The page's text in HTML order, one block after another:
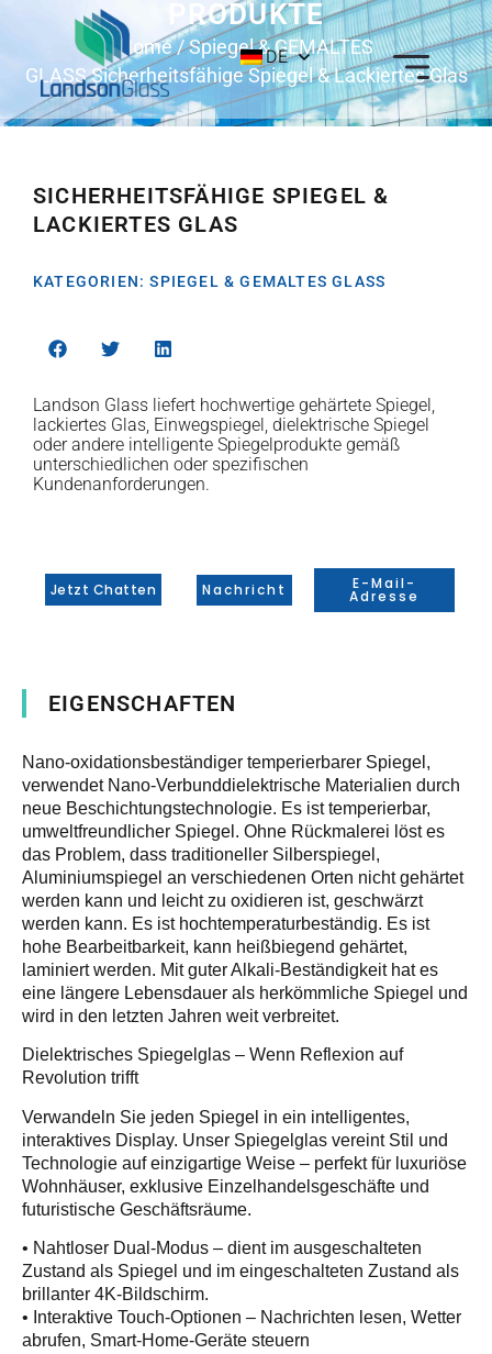
DE
PRODUKTE
Home/Spiegel & GEMALTES
GLASSSicherheitsfähige Spiegel & Lackiertes Glas
SICHERHEITSFÄHIGE SPIEGEL &
LACKIERTES GLAS
KATEGORIEN:SPIEGEL & GEMALTES GLASS
Landson Glass liefert hochwertige gehärtete Spiegel,
lackiertes Glas, Einwegspiegel, dielektrische Spiegel
oder andere intelligente Spiegelprodukte gemäß
unterschiedlichen oder spezifischen
Kundenanforderungen.
Jetzt Chatten Nachricht E-Mail-
Adresse
EIGENSCHAFTEN
Nano-oxidationsbeständiger temperierbarer Spiegel,
verwendet Nano-Verbunddielektrische Materialien durch
neue Beschichtungstechnologie. Es ist temperierbar,
umweltfreundlicher Spiegel. Ohne Rückmalerei löst es
das Problem, dass traditioneller Silberspiegel,
Aluminiumspiegel an verschiedenen Orten nicht gehärtet
werden kann und leicht zu oxidieren ist, geschwärzt
werden kann. Es ist hochtemperaturbeständig. Es ist
hohe Bearbeitbarkeit, kann heißbiegend gehärtet,
laminiert werden. Mit guter Alkali-Beständigkeit hat es
eine längere Lebensdauer als herkömmliche Spiegel und
wird in den letzten Jahren weit verbreitet.
Dielektrisches Spiegelglas – Wenn Reflexion auf
Revolution trifft
Verwandeln Sie jeden Spiegel in ein intelligentes,
interaktives Display. Unser Spiegelglas vereint Stil und
Technologie auf einzigartige Weise – perfekt für luxuriöse
Wohnhäuser, exklusive Einzelhandelsgeschäfte und
futuristische Geschäftsräume.
• Nahtloser Dual-Modus – dient im ausgeschalteten
Zustand als Spiegel und im eingeschalteten Zustand als
brillanter 4K-Bildschirm.
• Interaktive Touch-Optionen – Nachrichten lesen, Wetter
abrufen, Smart-Home-Geräte steuern